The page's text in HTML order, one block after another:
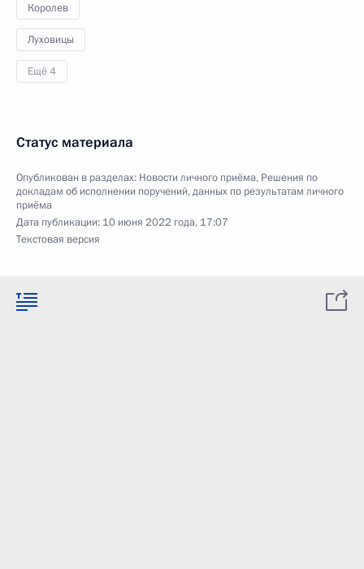
Королев
Луховицы
Ещё 4
Статус материала
Опубликован в разделах: Новости личного приёма, Решения по
докладам об исполнении поручений, данных по результатам личного
приёма
Дата публикации: 10 июня 2022 года, 17:07
Текстовая версия